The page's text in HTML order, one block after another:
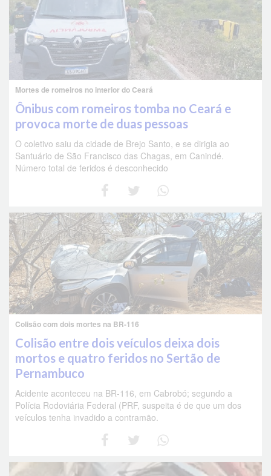
Mortes de romeiros no interior do Ceará
Ônibus com romeiros tomba no Ceará e
provoca morte de duas pessoas
O coletivo saiu da cidade de Brejo Santo, e se dirigia ao
Santuário de São Francisco das Chagas, em Canindé.
Número total de feridos é desconhecido
Colisão com dois mortes na BR-116
Colisão entre dois veículos deixa dois
mortos e quatro feridos no Sertão de
Pernambuco
Acidente aconteceu na BR-116, em Cabrobó; segundo a
Polícia Rodoviária Federal (PRF, suspeita é de que um dos
veículos tenha invadido a contramão.